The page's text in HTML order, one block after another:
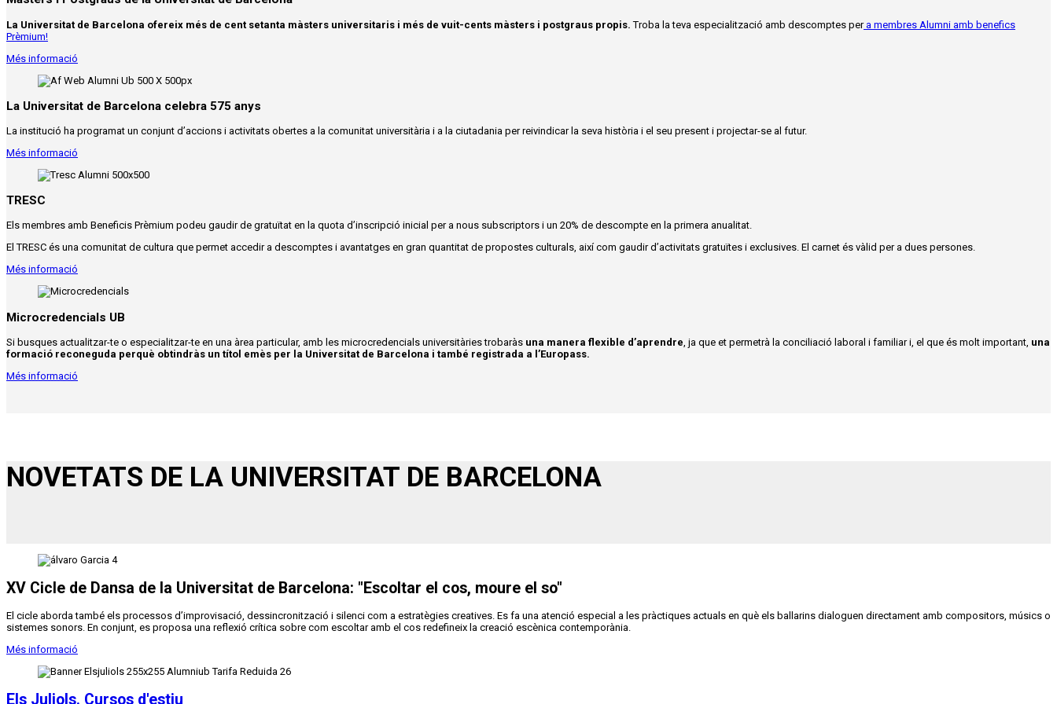
La Universitat de Barcelona ofereix més de cent setanta màsters universitaris i més de vuit-cents màsters i postgraus propis. Troba la teva especialització amb descomptes pera membres Alumni amb benefics
Prèmium!
Més informació
La Universitat de Barcelona celebra 575 anys
La institució ha programat un conjunt d’accions i activitats obertes a la comunitat universitària i a la ciutadania per reivindicar la seva història i el seu present i projectar-se al futur.
Més informació
TRESC
Els membres amb Beneficis Prèmium podeu gaudir de gratuïtat en la quota d’inscripció inicial per a nous subscriptors i un 20% de descompte en la primera anualitat.
El TRESC és una comunitat de cultura que permet accedir a descomptes i avantatges en gran quantitat de propostes culturals, així com gaudir d’activitats gratuïtes i exclusives. E l carnet és vàlid per a dues persones.
Més informació
Microcredencials UB
Si busques actualitzar-te o especialitzar-te en una àrea particular, amb les microcredencials universitàries trobaràs una manera flexible d’aprendre , ja que et permetrà la conciliació laboral i familiar i, el que és molt important, una
formació reconeguda perquè obtindràs un títol emès per la Universitat de Barcelona i també registrada a l’Europass.
Més informació
NOVETATS DE LA UNIVERSITAT DE BARCELONA
XV Cicle de Dansa de la Universitat de Barcelona: "Escoltar el cos, moure el so"
El cicle aborda també els processos d’improvisació, dessincronització i silenci com a estratègies creatives. Es fa una atenció especial a les pràctiques actuals en què els ballarins dialoguen directament amb compositors, músics o
sistemes sonors. En conjunt, es proposa una reflexió crítica sobre com escoltar amb el cos redefineix la creació escènica contemporània.
Més informació
Els Juliols. Cursos d'estiu